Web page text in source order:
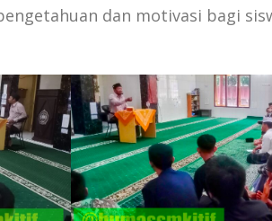
dan motivasi bagi